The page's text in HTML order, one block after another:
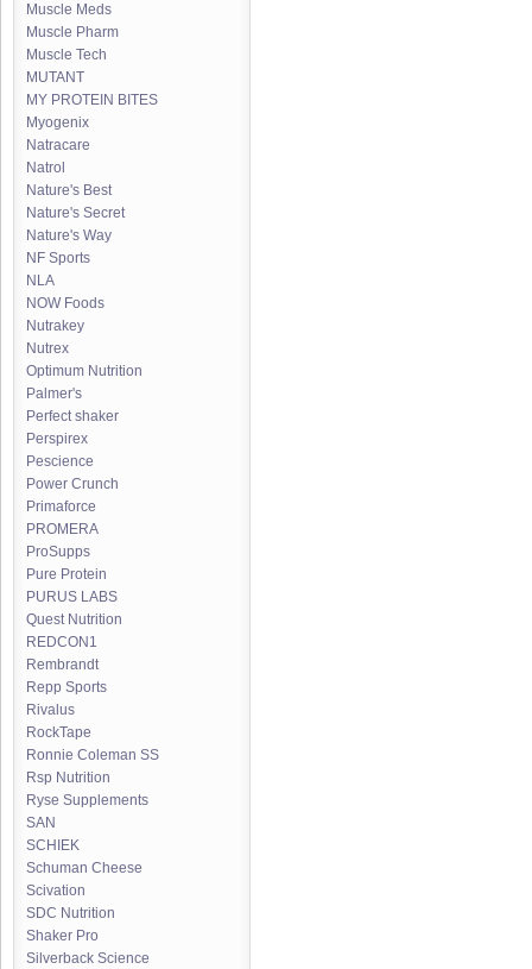
Muscle Meds
Muscle Pharm
Muscle Tech
MUTANT
MY PROTEIN BITES
Myogenix
Natracare
Natrol
Nature's Best
Nature's Secret
Nature's Way
NF Sports
NLA
NOW Foods
Nutrakey
Nutrex
Optimum Nutrition
Palmer's
Perfect shaker
Perspirex
Pescience
Power Crunch
Primaforce
PROMERA
ProSupps
Pure Protein
PURUS LABS
Quest Nutrition
REDCON1
Rembrandt
Repp Sports
Rivalus
RockTape
Ronnie Coleman SS
Rsp Nutrition
Ryse Supplements
SAN
SCHIEK
Schuman Cheese
Scivation
SDC Nutrition
Shaker Pro
Silverback Science